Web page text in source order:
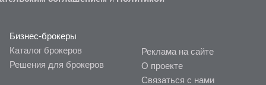
Бизнес-брокеры
Каталог брокеров
Решения для брокеров
Реклама на сайте
О проекте
Связаться с нами